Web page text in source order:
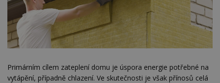
Primárním cílem zateplení domu je úspora energie potřebné na
vytápění, případně chlazení. Ve skutečnosti je však přínosů celá